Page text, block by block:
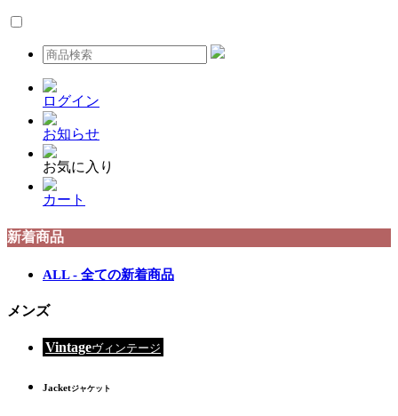
ログイン
お知らせ
お気に入り
カート
新着商品
ALL - 全ての新着商品
メンズ
Vintageヴィンテージ
Jacketジャケット